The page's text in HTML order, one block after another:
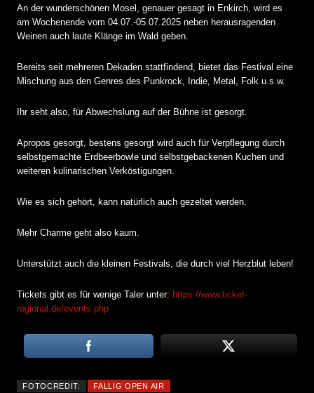
An der wunderschönen Mosel, genauer gesagt in Enkirch, wird es
am Wochenende vom 04.07.-05.07.2025 neben herausragenden
Weinen auch laute Klänge im Wald geben.
Bereits seit mehreren Dekaden stattfindend, bietet das Festival eine
Mischung aus den Genres des Punkrock, Indie, Metal, Folk u.s.w.
Ihr seht also, für Abwechslung auf der Bühne ist gesorgt.
Apropos gesorgt, bestens gesorgt wird auch für Verpflegung durch
selbstgemachte Erdbeerbowle und selbstgebackenen Kuchen und
weiteren kulinarischen Verköstigungen.
Wie es sich gehört, kann natürlich auch gezeltet werden.
Mehr Charme geht also kaum.
Unterstützt auch die kleinen Festivals, die durch viel Herzblut leben!
Tickets gibt es für wenige Taler unter: https://www.ticket-
regional.de/events.php
FOTOCREDIT:
FALLIG OPEN AIR